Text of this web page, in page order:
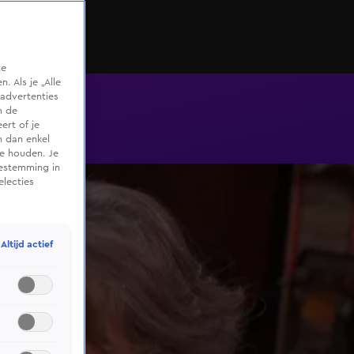
Als je „Alle
de
of je
enkel
houden. Je
in
Altijd actief